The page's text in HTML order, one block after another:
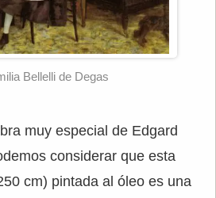
Bellelli de Degas
muy especial de Edgard
considerar que esta
cm) pintada al óleo es una